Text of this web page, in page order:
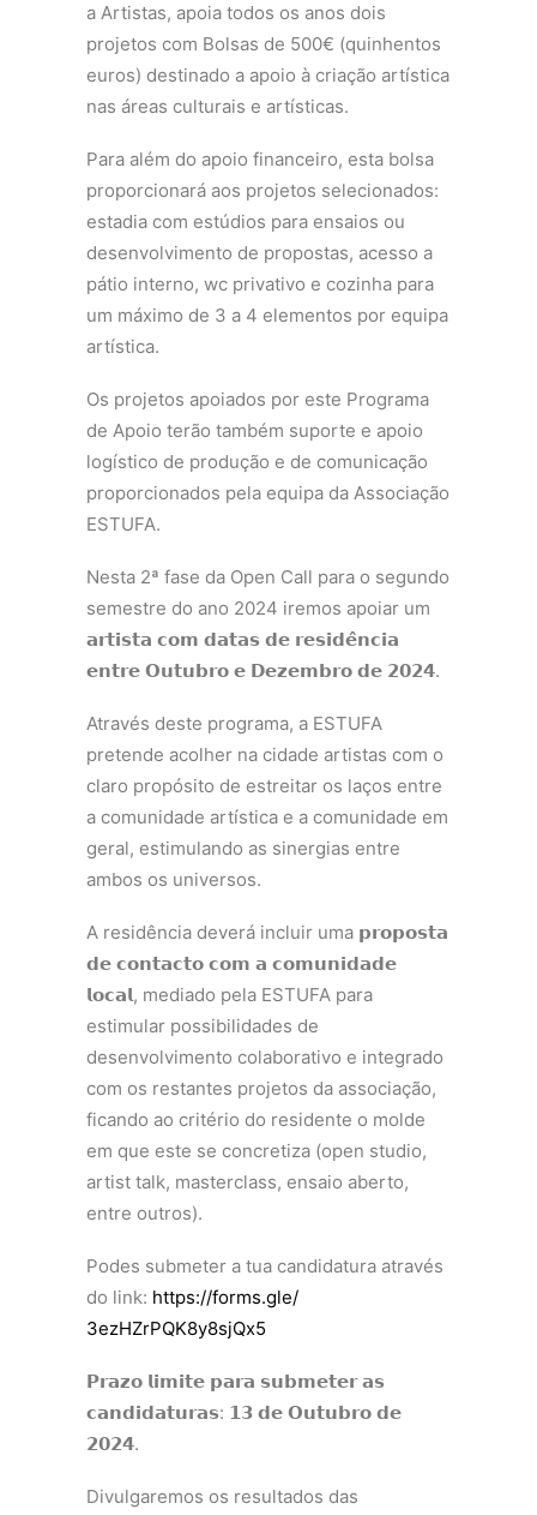
a Artistas, apoia todos os anos dois
projetos com Bolsas de 500€ (quinhentos
euros) destinado a apoio à criação artística
nas áreas culturais e artísticas.
Para além do apoio financeiro, esta bolsa
proporcionará aos projetos selecionados:
estadia com estúdios para ensaios ou
desenvolvimento de propostas, acesso a
pátio interno, wc privativo e cozinha para
um máximo de 3 a 4 elementos por equipa
artística.
Os projetos apoiados por este Programa
de Apoio terão também suporte e apoio
logístico de produção e de comunicação
proporcionados pela equipa da Associação
ESTUFA.
Nesta 2ª fase da Open Call para o segundo
semestre do ano 2024 iremos apoiar um
𝗮𝗿𝘁𝗶𝘀𝘁𝗮 𝗰𝗼𝗺 𝗱𝗮𝘁𝗮𝘀 𝗱𝗲 𝗿𝗲𝘀𝗶𝗱𝗲̂𝗻𝗰𝗶𝗮
𝗲𝗻𝘁𝗿𝗲 𝗢𝘂𝘁𝘂𝗯𝗿𝗼 𝗲 𝗗𝗲𝘇𝗲𝗺𝗯𝗿𝗼 𝗱𝗲 𝟮𝟬𝟮𝟰.
Através deste programa, a ESTUFA
pretende acolher na cidade artistas com o
claro propósito de estreitar os laços entre
a comunidade artística e a comunidade em
geral, estimulando as sinergias entre
ambos os universos.
A residência deverá incluir uma 𝗽𝗿𝗼𝗽𝗼𝘀𝘁𝗮
𝗱𝗲 𝗰𝗼𝗻𝘁𝗮𝗰𝘁𝗼 𝗰𝗼𝗺 𝗮 𝗰𝗼𝗺𝘂𝗻𝗶𝗱𝗮𝗱𝗲
𝗹𝗼𝗰𝗮𝗹, mediado pela ESTUFA para
estimular possibilidades de
desenvolvimento colaborativo e integrado
com os restantes projetos da associação,
ficando ao critério do residente o molde
em que este se concretiza (open studio,
artist talk, masterclass, ensaio aberto,
entre outros).
Podes submeter a tua candidatura através
do link: https://forms.gle/
3ezHZrPQK8y8sjQx5
𝗣𝗿𝗮𝘇𝗼 𝗹𝗶𝗺𝗶𝘁𝗲 𝗽𝗮𝗿𝗮 𝘀𝘂𝗯𝗺𝗲𝘁𝗲𝗿 𝗮𝘀
𝗰𝗮𝗻𝗱𝗶𝗱𝗮𝘁𝘂𝗿𝗮𝘀: 𝟭𝟯 𝗱𝗲 𝗢𝘂𝘁𝘂𝗯𝗿𝗼 𝗱𝗲
𝟮𝟬𝟮𝟰.
Divulgaremos os resultados das